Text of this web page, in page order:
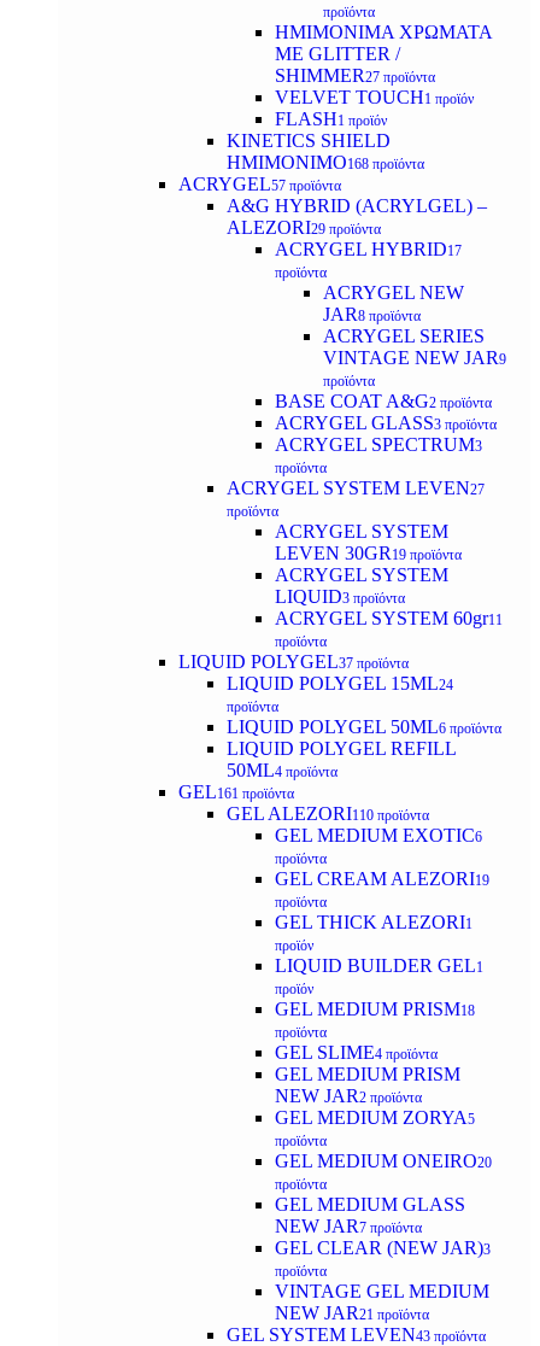
προϊόντα
ΗΜΙΜΟΝΙΜA ΧΡΩΜΑΤΑ
ΜΕ GLITTER /
SHIMMER27 προϊόντα
VELVET TOUCH1 προϊόν
FLASH1 προϊόν
KINETICS SHIELD
ΗΜΙΜΟΝΙΜΟ168 προϊόντα
ACRYGEL57 προϊόντα
A&G HYBRID (ACRYLGEL) –
ALEZORI29 προϊόντα
ACRYGEL HYBRID17
προϊόντα
ACRYGEL NEW
JAR8 προϊόντα
ACRYGEL SERIES
VINTAGE NEW JAR9
προϊόντα
BASE COAT A&G2 προϊόντα
ACRYGEL GLASS3 προϊόντα
ACRYGEL SPECTRUM3
προϊόντα
ACRYGEL SYSTEM LEVEN27
προϊόντα
ACRYGEL SYSTEM
LEVEN 30GR 19 προϊόντα
ACRYGEL SYSTEM
LIQUID3 προϊόντα
ACRYGEL SYSTEM 60gr11
προϊόντα
LIQUID POLYGEL37 προϊόντα
LIQUID POLYGEL 15ML24
προϊόντα
LIQUID POLYGEL 50ML6 προϊόντα
LIQUID POLYGEL REFILL
50ML4 προϊόντα
GEL161 προϊόντα
GEL ALEZORI110 προϊόντα
GEL MEDIUM EXOTIC6
προϊόντα
GEL CREAM ALEZORI19
προϊόντα
GEL THICK ALEZORI1
προϊόν
LIQUID BUILDER GEL1
προϊόν
GEL MEDIUM PRISM18
προϊόντα
GEL SLIME4 προϊόντα
GEL MEDIUM PRISM
NEW JAR2 προϊόντα
GEL MEDIUM ZORYA5
προϊόντα
GEL MEDIUM ONEIRO20
προϊόντα
GEL MEDIUM GLASS
NEW JAR7 προϊόντα
GEL CLEAR (NEW JAR)3
προϊόντα
VINTAGE GEL MEDIUM
NEW JAR21 προϊόντα
GEL SYSTEM LEVEN43 προϊόντα